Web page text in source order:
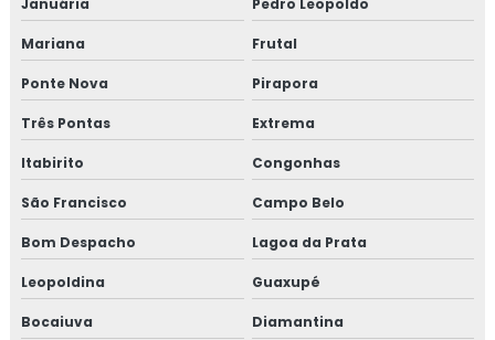
Januária Pedro Leopoldo
Mariana Frutal
Ponte Nova Pirapora
Três Pontas Extrema
Itabirito Congonhas
São Francisco Campo Belo
Bom Despacho Lagoa da Prata
Leopoldina Guaxupé
Bocaiuva Diamantina